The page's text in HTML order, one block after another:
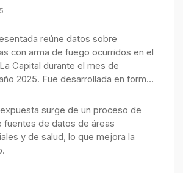
reúne datos sobre
con arma de fuego ocurridos en el
Capital durante el mes de
2025. Fue desarrollada en forma
Público de la Acusación y
y Seguridad.
surge de un proceso de
fuentes de datos de áreas
y de salud, lo que mejora la